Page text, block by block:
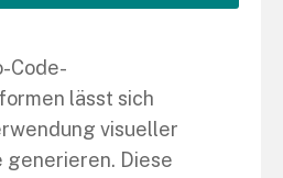
Code-
lässt sich
visueller
generieren. Diese